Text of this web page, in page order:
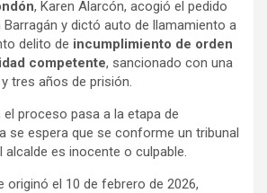
, Karen Alarcón, acogió el pedido
y dictó auto de llamamiento a
delito de incumplimiento de orden
competente, sancionado con una
tres años de prisión.
proceso pasa a la etapa de
se espera que se conforme un tribunal
alcalde es inocente o culpable.
originó el 10 de febrero de 2026,